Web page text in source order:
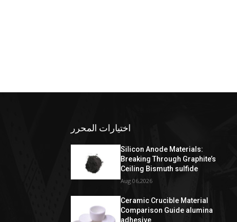
اختيارات المحرر
Silicon Anode Materials:
Breaking Through Graphite’s
Ceiling Bismuth sulfide
Aug 06,2026
Ceramic Crucible Material
Comparison Guide alumina
adhesive